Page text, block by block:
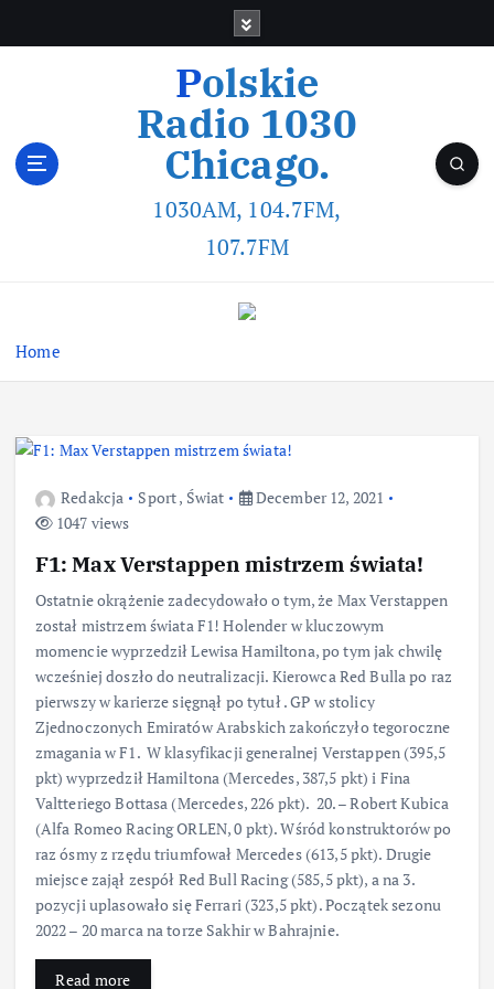
Polskie
Radio 1030
Chicago.
1030AM, 104.7FM,
107.7FM
Home
Redakcja Sport, Świat
December 12, 2021
1047 views
F1: Max Verstappen mistrzem świata!
Ostatnie okrążenie zadecydowało o tym, że Max Verstappen
został mistrzem świata F1! Holender w kluczowym
momencie wyprzedził Lewisa Hamiltona, po tym jak chwilę
wcześniej doszło do neutralizacji. Kierowca Red Bulla po raz
pierwszy w karierze sięgnął po tytuł . GP w stolicy
Zjednoczonych Emiratów Arabskich zakończyło tegoroczne
zmagania w F1. W klasyfikacji generalnej Verstappen (395,5
pkt) wyprzedził Hamiltona (Mercedes, 387,5 pkt) i Fina
Valtteriego Bottasa (Mercedes, 226 pkt). 20. – Robert Kubica
(Alfa Romeo Racing ORLEN, 0 pkt). Wśród konstruktorów po
raz ósmy z rzędu triumfował Mercedes (613,5 pkt). Drugie
miejsce zajął zespół Red Bull Racing (585,5 pkt), a na 3.
pozycji uplasowało się Ferrari (323,5 pkt). Początek sezonu
2022 – 20 marca na torze Sakhir w Bahrajnie.
Read more